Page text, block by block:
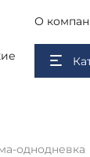
О
однодневка